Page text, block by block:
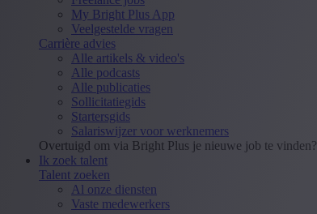
My Bright Plus App
Veelgestelde vragen
Carrière advies
Alle artikels & video's
Alle podcasts
Alle publicaties
Sollicitatiegids
Startersgids
Salariswijzer voor werknemers
Overtuigd om via Bright Plus je nieuwe job te vinden?
Ik zoek talent
Talent zoeken
Al onze diensten
Vaste medewerkers